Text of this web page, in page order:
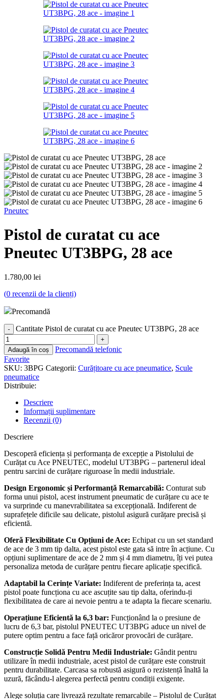
Pneutec
Pistol de curatat cu ace
Pneutec UT3BPG, 28 ace
1.780,00 lei
(0 recenzii de la clienți)
Precomandă
Cantitate Pistol de curatat cu ace Pneutec UT3BPG, 28 ace
Adaugă în coș
Precomandă telefonic
Favorite
SKU: 3BPG Categorii: Curățitoare cu ace pneumatice, Scule
pneumatice
Distribuie:
Descriere
Informații suplimentare
Recenzii (0)
Descriere
Descoperă eficiența și performanța de excepție a Pistolului de
Curățat cu Ace PNEUTEC, modelul UT3BPG – partenerul ideal
pentru sarcini de curățare riguroase în medii industriale.
Design Ergonomic și Performanță Remarcabilă: Conturat sub
forma unui pistol, acest instrument pneumatic de curățare cu ace te
va surprinde cu manevrabilitatea sa excepțională. Indiferent de
suprafețele dificile sau delicate, pistolul asigură curățare precisă și
eficientă.
Oferă Flexibilitate Cu Opțiuni de Ace: Echipat cu un set standard
de ace de 3 mm tip dalta, acest pistol este gata să intre în acțiune. Cu
opțiuni suplimentare de ace de 2 mm și 4 mm diametru, îți vei putea
personaliza metoda de curățare pentru fiecare aplicație specifică.
Adaptabil la Cerințe Variate: Indiferent de preferința ta, acest
pistol poate funcționa cu ace ascuțite sau tip dalta, oferindu-ți
flexibilitatea de care ai nevoie pentru a te adapta la fiecare scenariu.
Operațiune Eficientă la 6,3 bar: Funcționând la o presiune de
lucru de 6,3 bar, pistolul PNEUTEC UT3BPG aduce un nivel de
putere optim pentru a face față oricăror provocări de curățare.
Construcție Solidă Pentru Medii Industriale: Gândit pentru
utilizare în medii industriale, acest pistol de curățare este construit
pentru durabilitate. Carcasa sa robustă asigură o rezistență înaltă la
uzură, făcându-l alegerea perfectă pentru condiții exigente.
Alege soluția care livrează rezultate remarcabile – Pistolul de Curățat